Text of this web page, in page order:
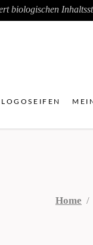
biologischen
LOGOSEIFEN
Home /